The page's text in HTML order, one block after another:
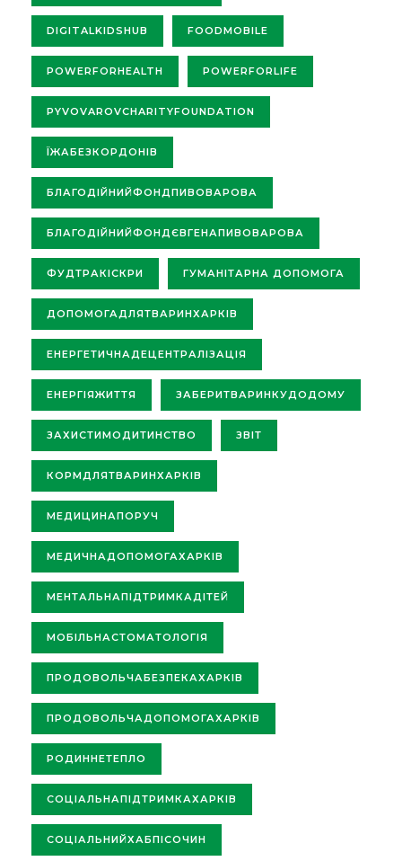
DIGITALKIDSHUB FOODMOBILE
POWERFORHEALTH POWERFORLIFE
PYVOVAROVCHARITYFOUNDATION
ЇЖАБЕЗКОРДОНІВ
БЛАГОДІЙНИЙФОНДПИВОВАРОВА
БЛАГОДІЙНИЙФОНДЄВГЕНАПИВОВАРОВА
ФУДТРАКІСКРИ ГУМАНІТАРНА ДОПОМОГА
ДОПОМОГАДЛЯТВАРИНХАРКІВ
ЕНЕРГЕТИЧНАДЕЦЕНТРАЛІЗАЦІЯ
ЕНЕРГІЯЖИТТЯ ЗАБЕРИТВАРИНКУДОДОМУ
ЗАХИСТИМОДИТИНСТВО ЗВІТ
КОРМДЛЯТВАРИНХАРКІВ
МЕДИЦИНАПОРУЧ
МЕДИЧНАДОПОМОГАХАРКІВ
МЕНТАЛЬНАПІДТРИМКАДІТЕЙ
МОБІЛЬНАСТОМАТОЛОГІЯ
ПРОДОВОЛЬЧАБЕЗПЕКАХАРКІВ
ПРОДОВОЛЬЧАДОПОМОГАХАРКІВ
РОДИННЕТЕПЛО
СОЦІАЛЬНАПІДТРИМКАХАРКІВ
СОЦІАЛЬНИЙХАБПІСОЧИН